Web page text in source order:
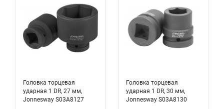
Головка торцевая
ударная 1 DR, 27 мм,
Jonnesway S03A8127
Головка торцевая
ударная 1 DR, 30 мм,
Jonnesway S03A8130